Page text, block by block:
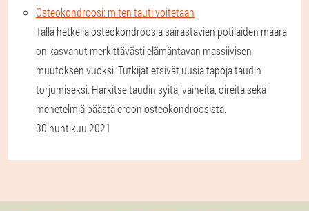
Osteokondroosi: miten tauti voitetaan
Tällä hetkellä osteokondroosia sairastavien potilaiden määrä
on kasvanut merkittävästi elämäntavan massiivisen
muutoksen vuoksi. Tutkijat etsivät uusia tapoja taudin
torjumiseksi. Harkitse taudin syitä, vaiheita, oireita sekä
menetelmiä päästä eroon osteokondroosista.
30 huhtikuu 2021